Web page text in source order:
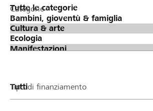
Categorie
Tipo di finanziamento